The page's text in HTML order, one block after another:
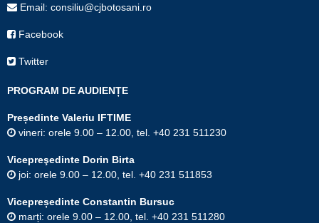
Email: consiliu@cjbotosani.ro
Facebook
Twitter
PROGRAM DE AUDIENȚE
Președinte Valeriu IFTIME
vineri: orele 9.00 – 12.00, tel. +40 231 511230
Vicepreşedinte Dorin Birta
joi: orele 9.00 – 12.00, tel. +40 231 511853
Vicepreședinte Constantin Bursuc
marți: orele 9.00 – 12.00, tel. +40 231 511280